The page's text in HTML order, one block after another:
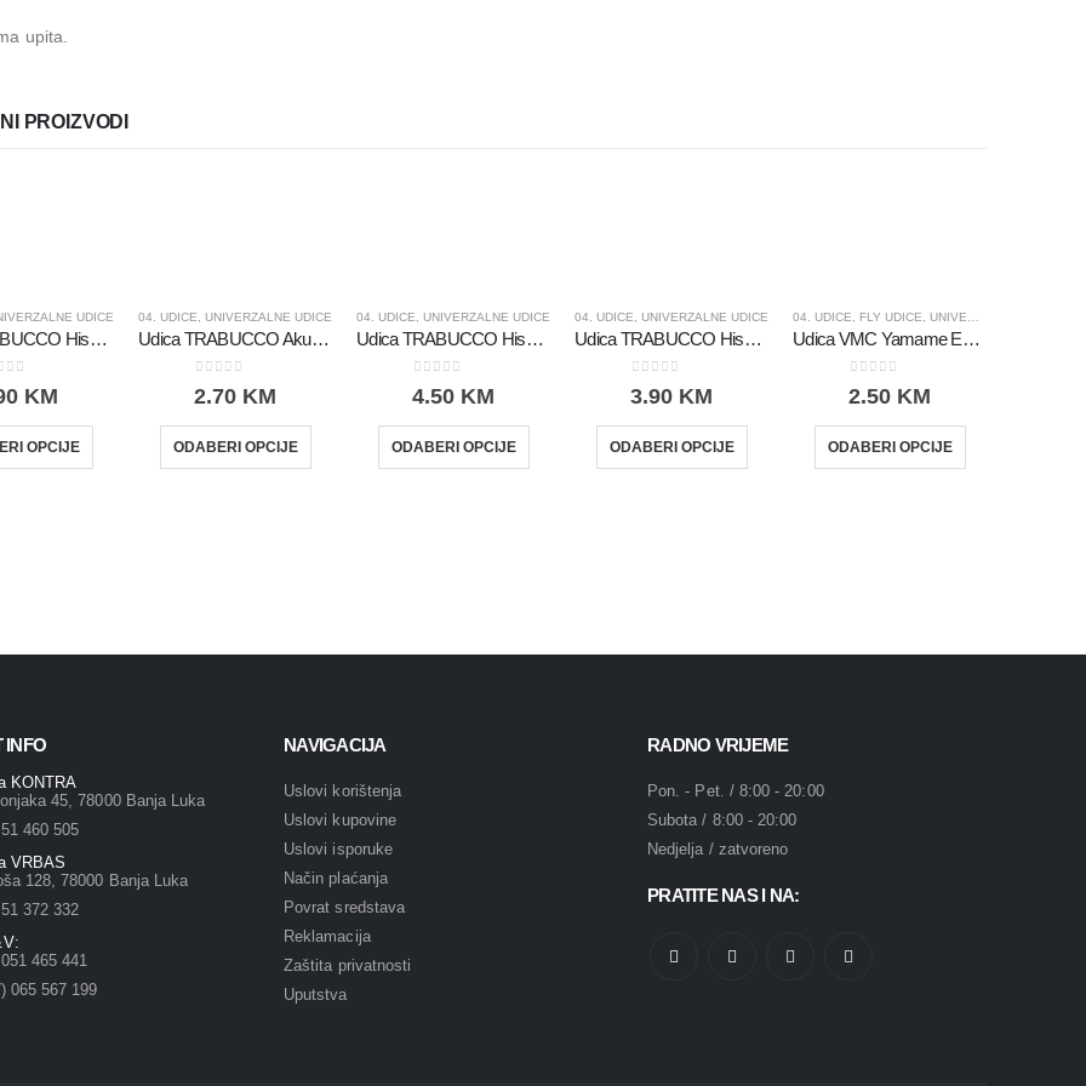
upita.
PROIZVODI
UDICE
Udica TRABUCCO Hisashi 10006BN – 15 kom
of 5
KM
OPCIJE
04. UDICE, UNIVERZALNE UDICE
Udica TRABUCCO Akura 7535N – 15 kom
0 out of 5
2.70 KM
ODABERI OPCIJE
04. UDICE, UNIVERZALNE UDICE
Udica TRABUCCO Hisashi 10500BN SW – 15 kom
0out of 5
4.50 KM
ODABERI OPCIJE
04. UDICE, UNIVERZALNE UDICE
Udica TRABUCCO Hisashi 10607N – 15 kom
0 out of 5
3.90 KM
ODABERI OPCIJE
04. UDICE, FLY UDICE, UNIVERZALNE UDICE
Udica VMC Yamame Eyed 7138BN – 10 kom
0 out of 5
2.50 KM
ODABERI OPCIJE
INFO
KONTRA
45, 78000 Banja Luka
460 505
VRBAS
128, 78000 Banja Luka
372 332
465 441
065 567 199
NAVIGACIJA
Uslovi korištenja
Uslovi kupovine
Uslovi isporuke
Način plaćanja
Povrat sredstava
Reklamacija
Zaštita privatnosti
Uputstva
RADNO VRIJEME
Pon. - Pet. / 8:00 - 20:00
Subota / 8:00 - 20:00
Nedjelja / zatvoreno
PRATITE NAS I NA: